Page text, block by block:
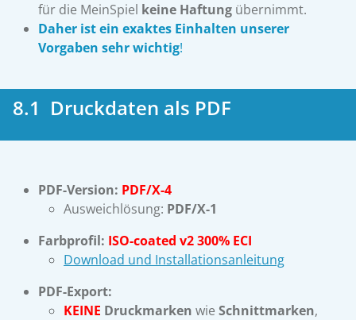
für die MeinSpiel keine Haftung übernimmt.
Daher ist ein exaktes Einhalten unserer
Vorgaben sehr wichtig!
8.1 Druckdaten als PDF
PDF-Version: PDF/X-4
Ausweichlösung: PDF/X-1
Farbprofil: ISO-coated v2 300% ECI
Download und Installationsanleitung
PDF-Export:
KEINE Druckmarken wie Schnittmarken,